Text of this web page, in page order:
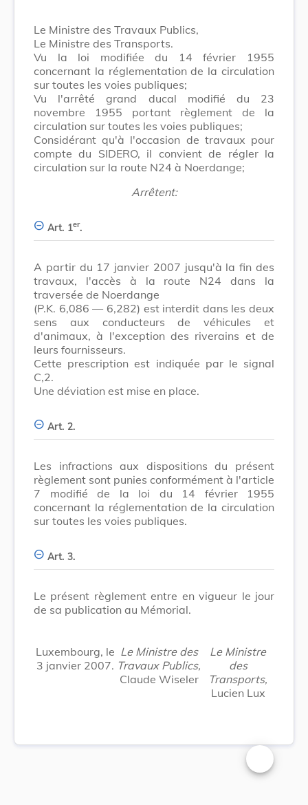
Le Ministre des Travaux Publics,
Le Ministre des Transports.
Vu la loi modifiée du 14 février 1955
concernant la réglementation de la circulation
sur toutes les voies publiques;
Vu l'arrêté grand ducal modifié du 23
novembre 1955 portant règlement de la
circulation sur toutes les voies publiques;
Considérant qu'à l'occasion de travaux pour
compte du SIDERO, il convient de régler la
circulation sur la route N24 à Noerdange;
Arrêtent:
Art. 1er.
A partir du 17 janvier 2007 jusqu'à la fin des
travaux, l'accès à la route N24 dans la
traversée de Noerdange
(P.K. 6,086 ― 6,282) est interdit dans les deux
sens aux conducteurs de véhicules et
d'animaux, à l'exception des riverains et de
leurs fournisseurs.
Cette prescription est indiquée par le signal
C,2.
Une déviation est mise en place.
Art. 2.
Les infractions aux dispositions du présent
règlement sont punies conformément à l'article
7 modifié de la loi du 14 février 1955
concernant la réglementation de la circulation
sur toutes les voies publiques.
Art. 3.
Le présent règlement entre en vigueur le jour
de sa publication au Mémorial.
Luxembourg, le
3 janvier 2007.
Le Ministre des
Travaux Publics,
Claude Wiseler
Le Ministre
des
Transports,
Lucien Lux
Changer la